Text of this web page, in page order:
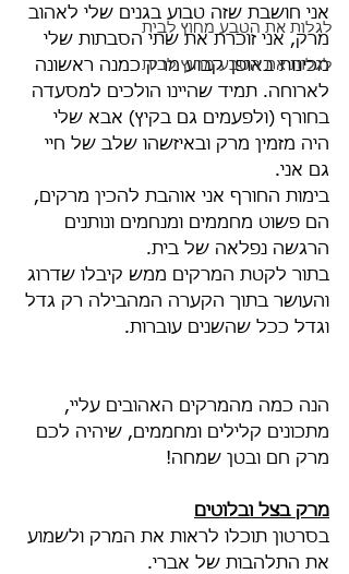
לגלות את הטבע מחוץ לבית
לגלות את הטבע מחוץ לבית
אני חושבת שזה טבוע בגנים שלי לאהוב
מרק, אני זוכרת את שתי הסבתות שלי
מכינות באופן קבוע מרק כמנה ראשונה
לארוחה. תמיד שהיינו הולכים למסעדה
בחורף (ולפעמים גם בקיץ) אבא שלי
היה מזמין מרק ובאיזשהו שלב של חיי
גם אני.
בימות החורף אני אוהבת להכין מרקים,
הם פשוט מחממים ומנחמים ונותנים
הרגשה נפלאה של בית.
בתור לקטת המרקים ממש קיבלו שדרוג
והעושר בתוך הקערה המהבילה רק גדל
וגדל ככל שהשנים עוברות.
הנה כמה מהמרקים האהובים עליי,
מתכונים קלילים ומחממים, שיהיה לכם
מרק חם ובטן שמחה!
מרק בצל ובלוטים
בסרטון תוכלו לראות את המרק ולשמוע
את התלהבות של אברי.